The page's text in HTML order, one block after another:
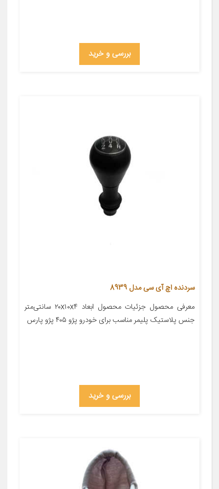
بررسی و خرید
سردنده اچ آی سی مدل 8939
معرفی محصول جزئیات محصول ابعاد ۲۰x۱۰x۴ سانتی‌متر
جنس پلاستیک پلیمر مناسب برای خودرو پژو ۴۰۵ پژو پارس
بررسی و خرید